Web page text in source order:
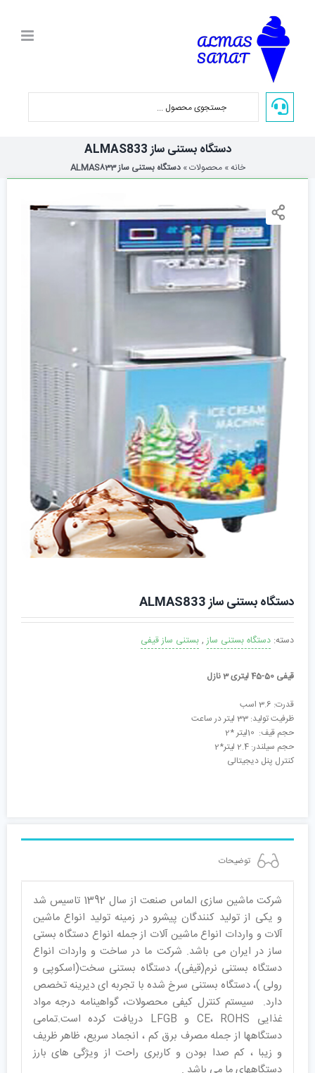
content
دستگاه بستنی ساز ALMAS833
خانه»محصولات»دستگاه بستنی ساز ALMAS833
دستگاه بستنی ساز ALMAS833
دسته: دستگاه بستنی ساز ,بستنی ساز قیفی
قیفی 50-45 لیتری 3 نازل
قدرت: 3.6 اسب
ظرفیت تولید: 33 لیتر در ساعت
حجم قیف: 10لیتر *2
حجم سیلندر: 2.4 لیتر*2
کنترل پنل دیجیتالی
توضیحات
شرکت ماشین سازی الماس صنعت از سال 1392 تاسیس شد
و یکی از تولید کنندگان پیشرو در زمینه تولید انواع ماشین
آلات و واردات انواع ماشین آلات از جمله انواع دستگاه بستی
ساز در ایران می باشد. شرکت ما در ساخت و واردات انواع
دستگاه بستنی نرم(قیفی)، دستگاه بستنی سخت(اسکوپی و
رولی )، دستگاه بستنی سرخ شده با تجربه ای دیرینه تخصص
دارد. سیستم کنترل کیفی محصولات، گواهینامه درجه مواد
غذایی CE، ROHS و LFGB دریافت کرده است.تمامی
دستگاهها از جمله مصرف برق کم ، انجماد سریع، ظاهر ظریف
و زیبا ، کم صدا بودن و کاربری راحت از ویژگی های بارز